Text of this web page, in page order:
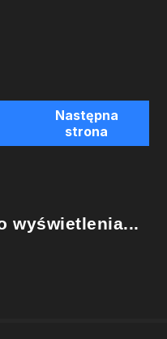
Następna
strona
wyświetlenia...